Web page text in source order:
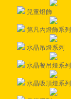
兒童燈飾
第凡內燈飾系列
水晶吊燈系列
水晶餐吊燈系列
水晶吸頂燈系列